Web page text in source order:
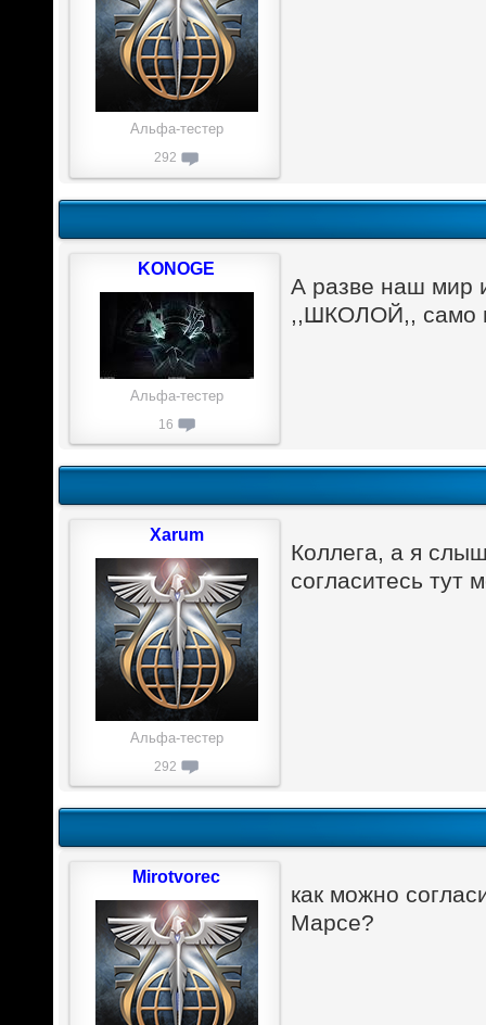
Альфа-тестер
292
А разве наш мир
,,ШКОЛОЙ,, само
KONOGE
Альфа-тестер
16
Коллега, а я
согласитесь тут
Xarum
Альфа-тестер
292
как можно
Марсе?
Mirotvorec